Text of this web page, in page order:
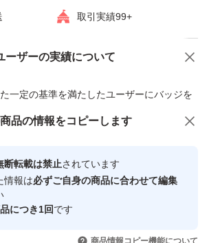
取引実績99+
ーザーの実績について
一定の基準を満たしたユーザーにバッジを
心・安全なユーザーです
引を完了させた実績があります
談 商品への質問
品の情報をコピーします
断転載は禁止されています
情報は必ずご自身の商品に合わせて編集
につき1回です
人にオススメ